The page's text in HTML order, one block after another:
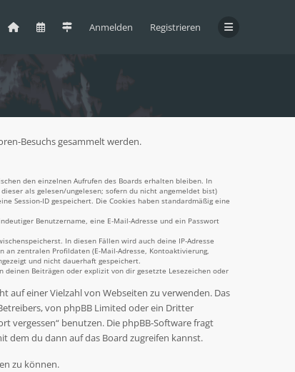
Anmelden Registrieren
Besuchs gesammelt werden.
den einzelnen Aufrufen des Boards erhalten bleiben. In
als gelesen/ungelesen; sofern du nicht angemeldet bist)
Session-ID gespeichert. Die Cookies haben standardmäßig eine
Benutzername, eine E-Mail-Adresse und ein Passwort
In diesen Fällen wird auch deine IP-Adresse
an zentralen Profildaten (E-Mail-Adresse, Kontoaktivierung,
und nicht dauerhaft gespeichert.
deinen Beiträgen oder explizit von dir gesetzte Lesezeichen oder
auf einer Vielzahl von Webseiten zu verwenden. Das
von phpBB Limited oder ein Dritter
vergessen“ benutzen. Die phpBB-Software fragt
dem du dann auf das Board zugreifen kannst.
zu können.